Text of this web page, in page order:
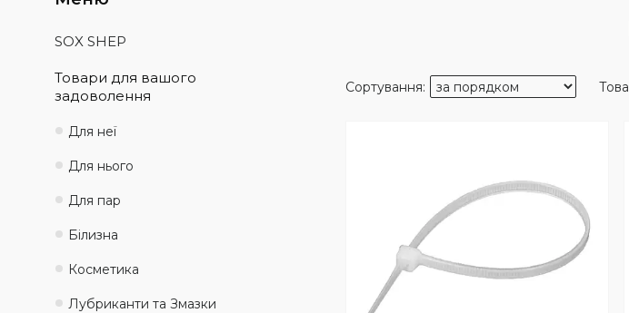
SOX SHEP
Товари для вашого
задоволення
Для неї
Для нього
Для пар
Білизна
Косметика
Лубриканти та Змазки